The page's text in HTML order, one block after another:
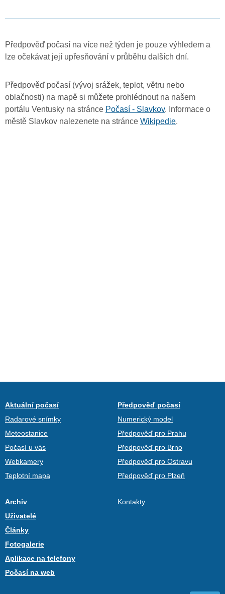
Předpověď počasí na více než týden je pouze výhledem a
lze očekávat její upřesňování v průběhu dalších dní.
Předpověď počasí (vývoj srážek, teplot, větru nebo
oblačnosti) na mapě si můžete prohlédnout na našem
portálu Ventusky na stránce Počasí - Slavkov. Informace o
městě Slavkov nalezenete na stránce Wikipedie.
Aktuální počasí
Radarové snímky
Meteostanice
Počasí u vás
Webkamery
Teplotní mapa
Předpověď počasí
Numerický model
Předpověď pro Prahu
Předpověď pro Brno
Předpověď pro Ostravu
Předpověď pro Plzeň
Archiv
Uživatelé
Články
Fotogalerie
Aplikace na telefony
Počasí na web
Kontakty